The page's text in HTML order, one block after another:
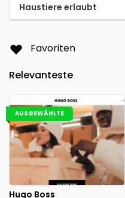
Haustiere erlaubt
Favoriten
AUSGEWÄHLTE
Hugo Boss